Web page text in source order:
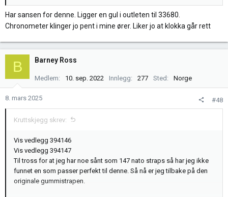
Har sansen for denne. Ligger en gul i outleten til 33680.
Chronometer klinger jo pent i mine ører. Liker jo at klokka går rett
B Barney Ross
Medlem 10. sep. 2022 Innlegg 277 Sted Norge
8. mars 2025 #48
Kruttskjegg skrev:
Vis vedlegg 394146
Vis vedlegg 394147
Til tross for at jeg har noe sånt som 147 nato straps så har jeg ikke
funnet en som passer perfekt til denne. Så nå er jeg tilbake på den
originale gummistrapen.